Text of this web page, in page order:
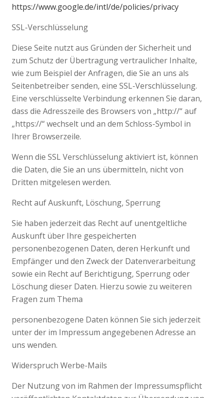
https://www.google.de/intl/de/policies/privacy
SSL-Verschlüsselung
Diese Seite nutzt aus Gründen der Sicherheit und
zum Schutz der Übertragung vertraulicher Inhalte,
wie zum Beispiel der Anfragen, die Sie an uns als
Seitenbetreiber senden, eine SSL-Verschlüsselung.
Eine verschlüsselte Verbindung erkennen Sie daran,
dass die Adresszeile des Browsers von „http://“ auf
„https://“ wechselt und an dem Schloss-Symbol in
Ihrer Browserzeile.
Wenn die SSL Verschlüsselung aktiviert ist, können
die Daten, die Sie an uns übermitteln, nicht von
Dritten mitgelesen werden.
Recht auf Auskunft, Löschung, Sperrung
Sie haben jederzeit das Recht auf unentgeltliche
Auskunft über Ihre gespeicherten
personenbezogenen Daten, deren Herkunft und
Empfänger und den Zweck der Datenverarbeitung
sowie ein Recht auf Berichtigung, Sperrung oder
Löschung dieser Daten. Hierzu sowie zu weiteren
Fragen zum Thema
personenbezogene Daten können Sie sich jederzeit
unter der im Impressum angegebenen Adresse an
uns wenden.
Widerspruch Werbe-Mails
Der Nutzung von im Rahmen der Impressumspflicht